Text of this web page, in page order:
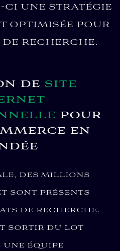
une stratégie
optimisée pour
recherche.
de site
pour
en
des millions
sont présents
de recherche.
sortir du lot
équipe